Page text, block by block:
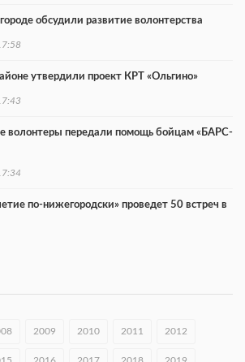
обсудили развитие волонтерства
утвердили проект КРТ «Ольгино»
волонтеры передали помощь бойцам «БАРС-
по-нижегородски» проведет 50 встреч в
начал работу при правительстве
2009 2010 2011 2012